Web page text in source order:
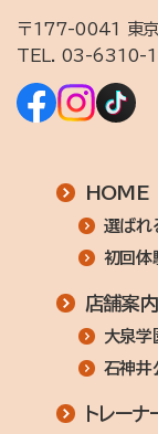
〒177-0041 東
TEL. 03-6310-
HOME
選ばれ
初回体
店舗案内
大泉学
石神井
トレー